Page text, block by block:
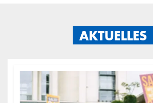
AKTUELLES